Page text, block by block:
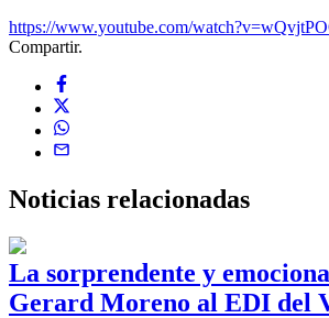
https://www.youtube.com/
Compartir.
Noticias relacionadas
La sorprendente y
Gerard Moreno al EDI del